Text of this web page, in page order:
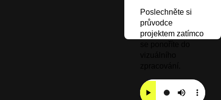
Poslechněte si
průvodce
projektem zatímco